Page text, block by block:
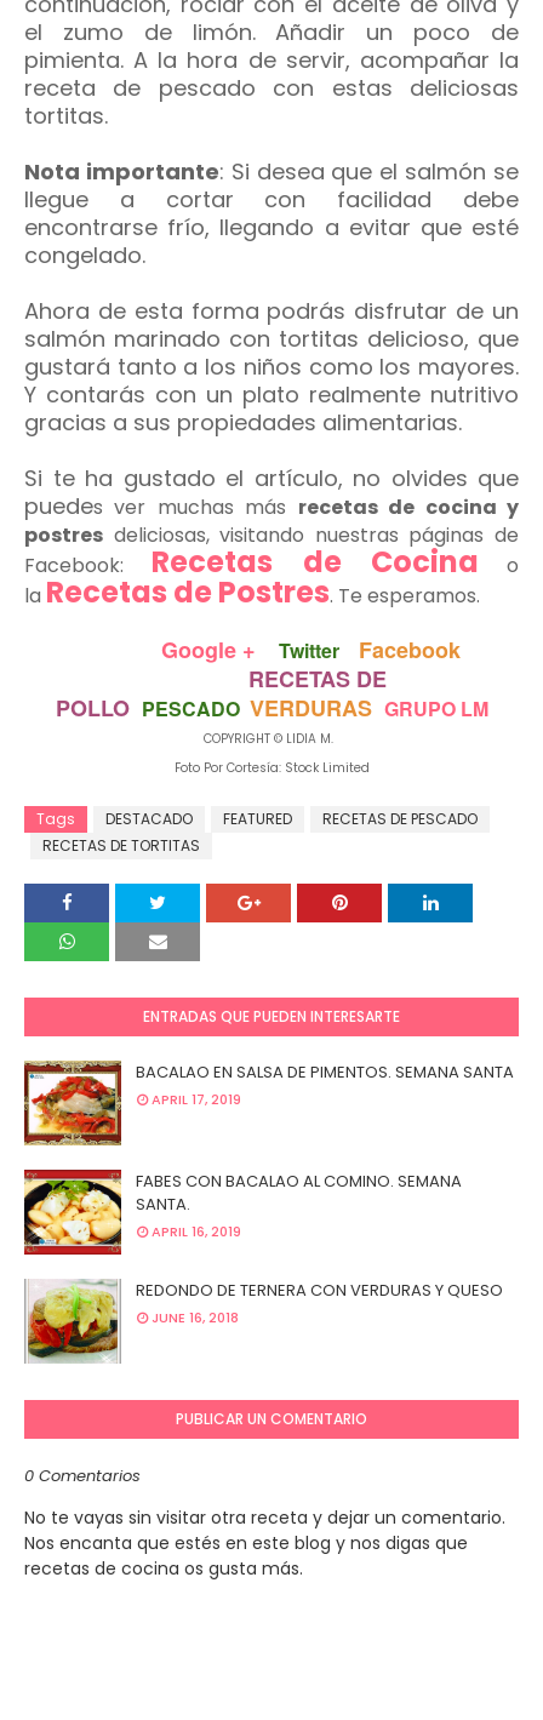
el zumo de limón. Añadir un poco de
pimienta. A la hora de servir, acompañar la
receta de pescado con estas deliciosas
tortitas.
Nota importante: Si desea que el salmón se
llegue a cortar con facilidad debe
encontrarse frío, llegando a evitar que esté
congelado.
Ahora de esta forma podrás disfrutar de un
salmón marinado con tortitas delicioso, que
gustará tanto a los niños como los mayores.
Y contarás con un plato realmente nutritivo
gracias a sus propiedades alimentarias.
Si te ha gustado el artículo, no olvides que
puedes ver muchas más recetas de cocina y
postres deliciosas, visitando nuestras páginas de
Facebook: Recetas de Cocina o
la Recetas de Postres. Te esperamos.
Google + Twitter
Facebook
RECETAS DE
POLLO PESCADO VERDURAS GRUPO LM
COPYRIGHT © LIDIA M.
Foto Por Cortesía: Stock Limited
Tags DESTACADO FEATURED
RECETAS DE PESCADO
RECETAS DE TORTITAS
ENTRADAS QUE PUEDEN INTERESARTE
BACALAO EN SALSA DE PIMENTOS. SEMANA SANTA
APRIL 17, 2019
FABES CON BACALAO AL COMINO. SEMANA
SANTA.
APRIL 16, 2019
REDONDO DE TERNERA CON VERDURAS Y QUESO
JUNE 16, 2018
PUBLICAR UN COMENTARIO
0 Comentarios
No te vayas sin visitar otra receta y dejar un comentario.
Nos encanta que estés en este blog y nos digas que
recetas de cocina os gusta más.